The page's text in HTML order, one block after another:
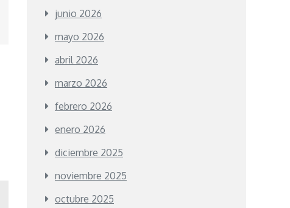
junio 2026
mayo 2026
abril 2026
marzo 2026
febrero 2026
enero 2026
diciembre 2025
noviembre 2025
octubre 2025